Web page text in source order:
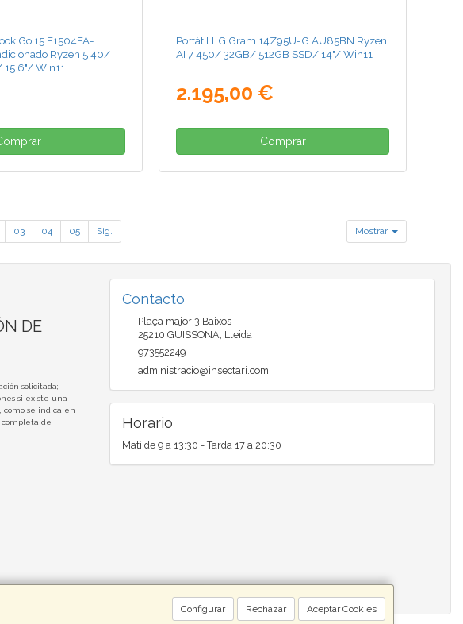
Go 15 E1504FA-
Ryzen 5 40/
Win11
Portátil LG Gram 14Z95U-G.AU85BN Ryzen
AI 7 450/ 32GB/ 512GB SSD/ 14"/ Win11
2.195,00 €
Comprar
03 04 05 Sig. Mostrar
Configurar Rechazar Aceptar Cookies
DE
solicitada;
si existe una
como se indica en
de
Contacto
Plaça major 3 Baixos
25210 GUISSONA, Lleida
973552249
administracio@insectari.com
Horario
Matí de 9 a 13:30 - Tarda 17 a 20:30